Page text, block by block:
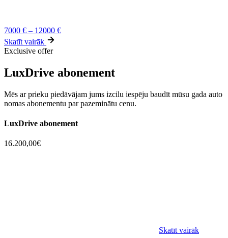
7000 € – 12000 €
Skatīt vairāk
Exclusive offer
LuxDrive abonement
Mēs ar prieku piedāvājam jums izcilu iespēju baudīt mūsu gada auto
nomas abonementu par pazeminātu cenu.
LuxDrive abonement
16.200,00€
Skatīt vairāk